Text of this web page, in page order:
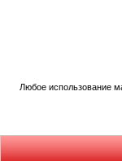
Любое использование